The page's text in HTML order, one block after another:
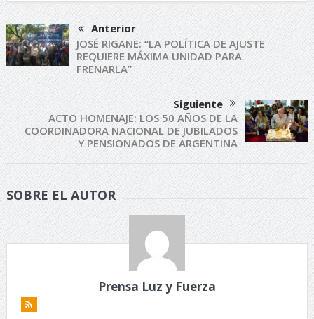
Anterior
JOSÉ RIGANE: “LA POLÍTICA DE AJUSTE
REQUIERE MÁXIMA UNIDAD PARA
FRENARLA”
Siguiente
ACTO HOMENAJE: LOS 50 AÑOS DE LA
COORDINADORA NACIONAL DE JUBILADOS
Y PENSIONADOS DE ARGENTINA
SOBRE EL AUTOR
Prensa Luz y Fuerza